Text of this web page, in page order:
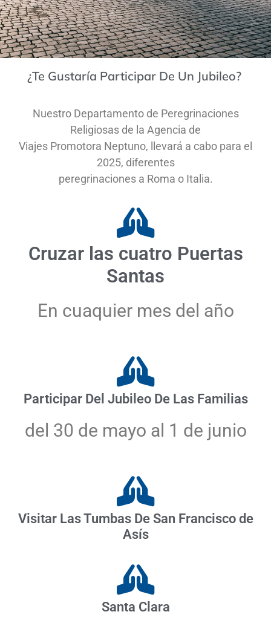
¿Te Gustaría Participar De Un Jubileo?
Nuestro Departamento de Peregrinaciones
Religiosas de la Agencia de
Viajes Promotora Neptuno, llevará a cabo para el
2025, diferentes
peregrinaciones a Roma o Italia.
Cruzar las cuatro Puertas
Santas
En cuaquier mes del año
Participar Del Jubileo De Las Familias
del 30 de mayo al 1 de junio
Visitar Las Tumbas De San Francisco de
Asís
Santa Clara